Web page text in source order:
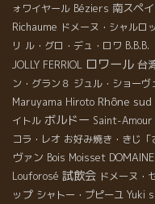
ォワイヤール Béziers 南スペ
Richaume ドメーヌ・シャルロ
リ ル・グロ・デュ・ロワ
JOLLY FERRIOL ロワール 台
ン・グラン８ ジュル・ショーヴ
Maruyama Hiroto Rhône sud
イトル ボルドー Saint-Amour
コラ・レオ お好み焼き・きじ「
ヴァン Bois Moisset
Louforosé 試飲会 ドメーヌ・
ップ シャトー・プピーユ Yuki